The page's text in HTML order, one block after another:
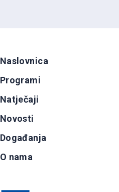
Naslovnica
Programi
Natječaji
Novosti
Događanja
O nama